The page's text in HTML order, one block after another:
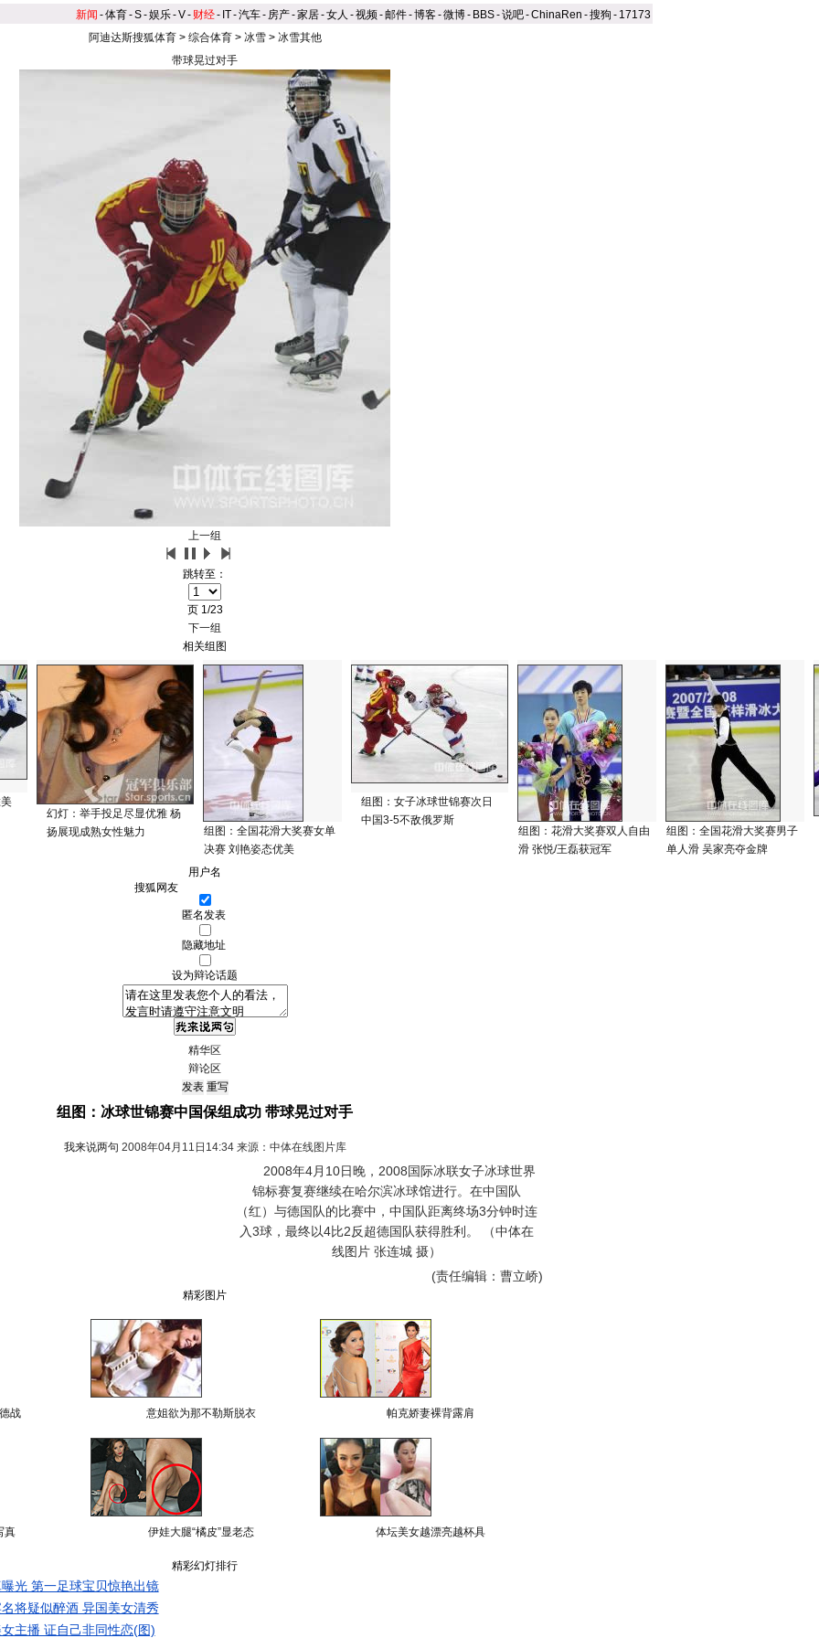
新闻 -体育-S-娱乐-V- 财经- IT-汽车- 房产-家居-女人 -视频-邮件-博客-微博- BBS-说吧-ChinaRen -搜狗 - 17173
阿迪达斯搜狐体育> 综合体育> 冰雪> 冰雪其他
带球晃过对手
上一组
跳转至：
页 1/23
下一组
相关组图
幻灯：举手投足尽显优雅 杨
扬展现成熟女性魅力
组图：全国花滑大奖赛女单
决赛 刘艳姿态优美
组图：女子冰球世锦赛次日
中国3-5不敌俄罗斯
组图：花滑大奖赛双人自由
滑 张悦/王磊获冠军
组图：全国花滑大奖赛男子
单人滑 吴家亮夺金牌
用户名
匿名发表
隐藏地址
设为辩论话题
精华区
辩论区
组图：冰球世锦赛中国保组成功 带球晃过对手
我来说两句 2008年04月11日14:34 来源：中体在线图片库
2008年4月10日晚，2008国际冰联女子冰球世界
锦标赛复赛继续在哈尔滨冰球馆进行。在中国队
（红）与德国队的比赛中，中国队距离终场3分钟时连
入3球，最终以4比2反超德国队获得胜利。 （中体在
线图片 张连城 摄）
(责任编辑：曹立峤)
精彩图片
战 意姐欲为那不勒斯脱衣 帕克娇妻裸背露肩
真 伊娃大腿“橘皮”显老态 体坛美女越漂亮越杯具
精彩幻灯排行
光 第一足球宝贝惊艳出镜
将疑似醉酒 异国美女清秀
主播 证自己非同性恋(图)